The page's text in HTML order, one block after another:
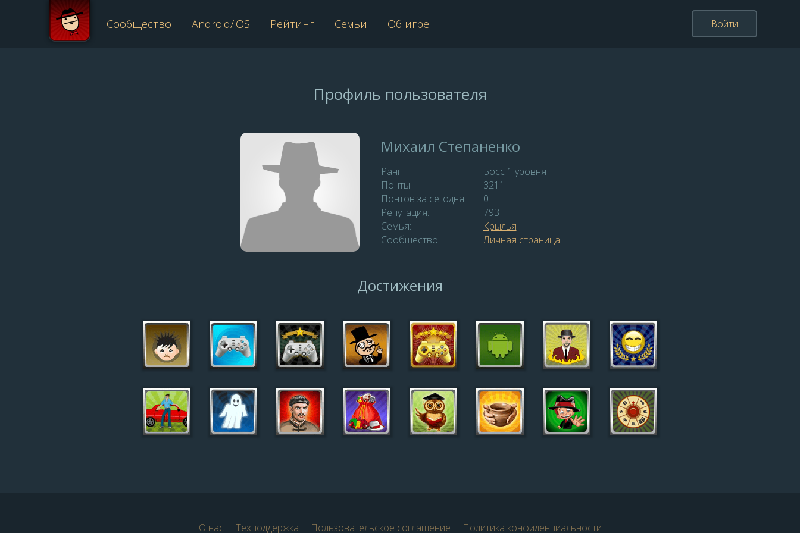
Сообщество Android/iOS Рейтинг Семьи Об игре Войти
Профиль пользователя
Михаил Степаненко
Ранг:
Босс 1 уровня
Понты:
3211
Понтов за сегодня:
0
Репутация:
793
Семья:
Крылья
Сообщество:
Личная страница
Достижения
О нас Техподдержка Пользовательское соглашение Политика конфиденциальности